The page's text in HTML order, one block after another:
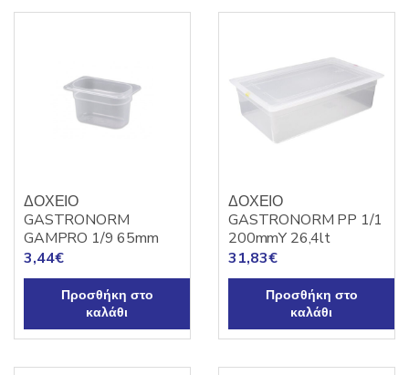
ΔΟΧΕΙΟ
GASTRONORM
GAMPRO 1/9 65mm
3,44€
Προσθήκη στο
καλάθι
ΔΟΧΕΙΟ
GASTRONORM PP 1/1
200mmY 26,4lt
31,83€
Προσθήκη στο
καλάθι